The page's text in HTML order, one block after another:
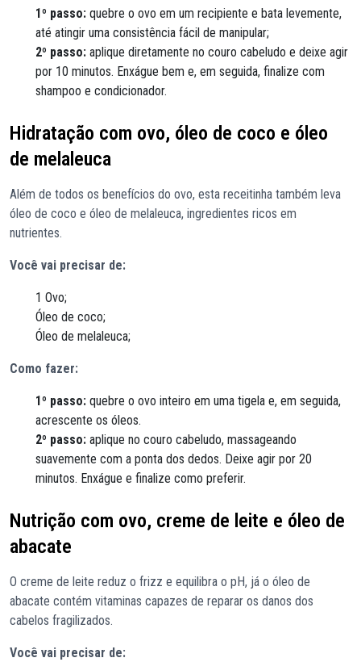
1º passo: quebre o ovo em um recipiente e bata levemente,
até atingir uma consistência fácil de manipular;
2º passo: aplique diretamente no couro cabeludo e deixe agir
por 10 minutos. Enxágue bem e, em seguida, finalize com
shampoo e condicionador.
Hidratação com ovo, óleo de coco e óleo
de melaleuca
Além de todos os benefícios do ovo, esta receitinha também leva
óleo de coco e óleo de melaleuca, ingredientes ricos em
nutrientes.
Você vai precisar de:
1 Ovo;
Óleo de coco;
Óleo de melaleuca;
Como fazer:
1º passo: quebre o ovo inteiro em uma tigela e, em seguida,
acrescente os óleos.
2º passo: aplique no couro cabeludo, massageando
suavemente com a ponta dos dedos. Deixe agir por 20
minutos. Enxágue e finalize como preferir.
Nutrição com ovo, creme de leite e óleo de
abacate
O creme de leite reduz o frizz e equilibra o pH, já o óleo de
abacate contém vitaminas capazes de reparar os danos dos
cabelos fragilizados.
Você vai precisar de: